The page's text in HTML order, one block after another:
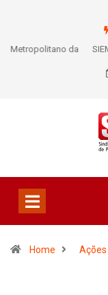
SIEMACO São Paulo
Home Ações